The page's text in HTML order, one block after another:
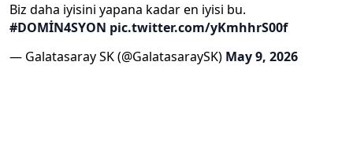
Biz daha iyisini yapana kadar en iyisi bu.
#DOMİN4SYON pic.twitter.com/yKmhhrS00f
— Galatasaray SK (@GalatasaraySK) May 9, 2026